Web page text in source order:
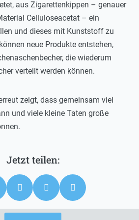
aus Zigarettenkippen – genauer
Celluloseacetat – ein
und dieses mit Kunststoff zu
neue Produkte entstehen,
die wiederum
verteilt werden können.
zeigt, dass gemeinsam viel
und viele kleine Taten große